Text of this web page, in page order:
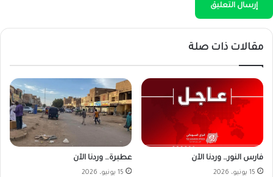
مقالات ذات صلة
فارس النور… وردنا الآن
15 يونيو، 2026
عطبرة… وردنا الآن
15 يونيو، 2026